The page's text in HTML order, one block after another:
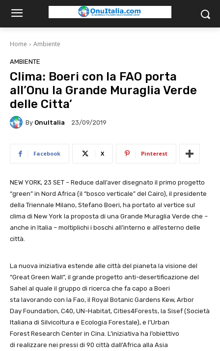
Home Ambiente
AMBIENTE
Clima: Boeri con la FAO porta
all’Onu la Grande Muraglia Verde
delle Citta’
By OnuItalia 23/09/2019
Facebook X Pinterest
NEW YORK, 23 SET – Reduce dall’aver disegnato il primo progetto
“green” in Nord Africa (il “bosco verticale” del Cairo), il presidente
della Triennale Milano, Stefano Boeri, ha portato al vertice sul
clima di New York la proposta di una Grande Muraglia Verde che –
anche in Italia – moltiplichi i boschi all’interno e all’esterno delle
città.
La nuova iniziativa estende alle città del pianeta la visione del
“Great Green Wall”, il grande progetto anti-desertificazione del
Sahel al quale il gruppo di ricerca che fa capo a Boeri
sta lavorando con la Fao, il Royal Botanic Gardens Kew, Arbor
Day Foundation, C40, UN-Habitat, Cities4Forests, la Sisef (Società
Italiana di Silvicoltura e Ecologia Forestale), e l’Urban
Forest Research Center in Cina. L’iniziativa ha l’obiettivo
di realizzare nei pressi di 90 città dall’Africa alla Asia